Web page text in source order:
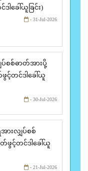
ခေါ်ယူခြင်း)
- 31-Jul-2026
ပ်စစ်ဓာတ်အားပို့
င့်တင်ဒါခေါ်ယူ
- 30-Jul-2026
အားလျှပ်စစ်
ဖွင့်တင်ဒါခေါ်ယူ
- 21-Jul-2026